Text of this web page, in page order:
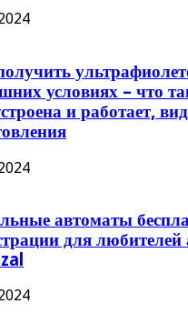
условиях – что
и работает,
автоматы
для любителей